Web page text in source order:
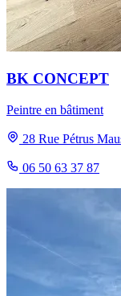
BK CONCEPT
Peintre en bâtiment
28 Rue Pétrus
06 50 63 37 87